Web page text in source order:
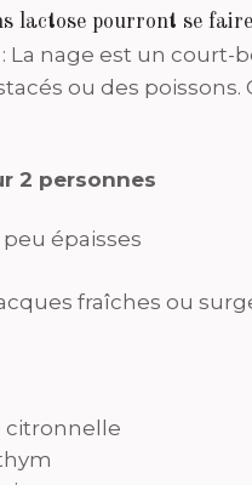
lactose pourront se
La nage est un
ou des
2 personnes
épaisses
fraîches ou
citronnelle